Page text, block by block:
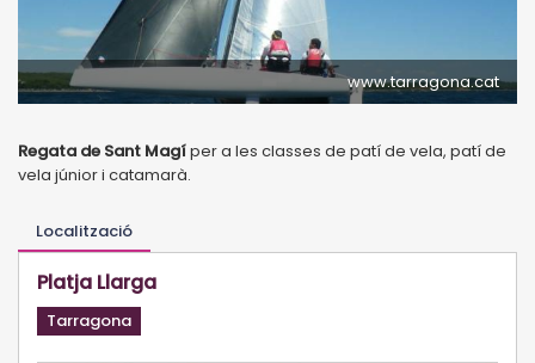
www.tarragona.cat
Regata de Sant Magíper a les classes de patí de vela, patí de
vela júnior i catamarà.
Localització
Platja Llarga
Tarragona